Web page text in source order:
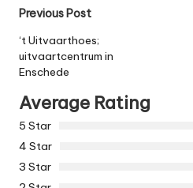
Post
navigation
Previous Post
‘t Uitvaarthoes;
uitvaartcentrum in
Enschede
Average Rating
5 Star
4 Star
3 Star